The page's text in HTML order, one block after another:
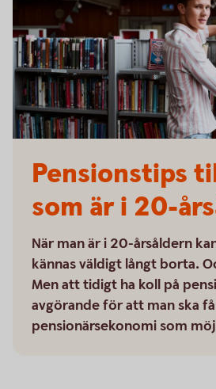
Pensionstips
som är i 20-
När man är i 20-årsåldern
kännas väldigt långt borta.
Men att tidigt ha koll på
avgörande för att man ska
pensionärsekonomi som